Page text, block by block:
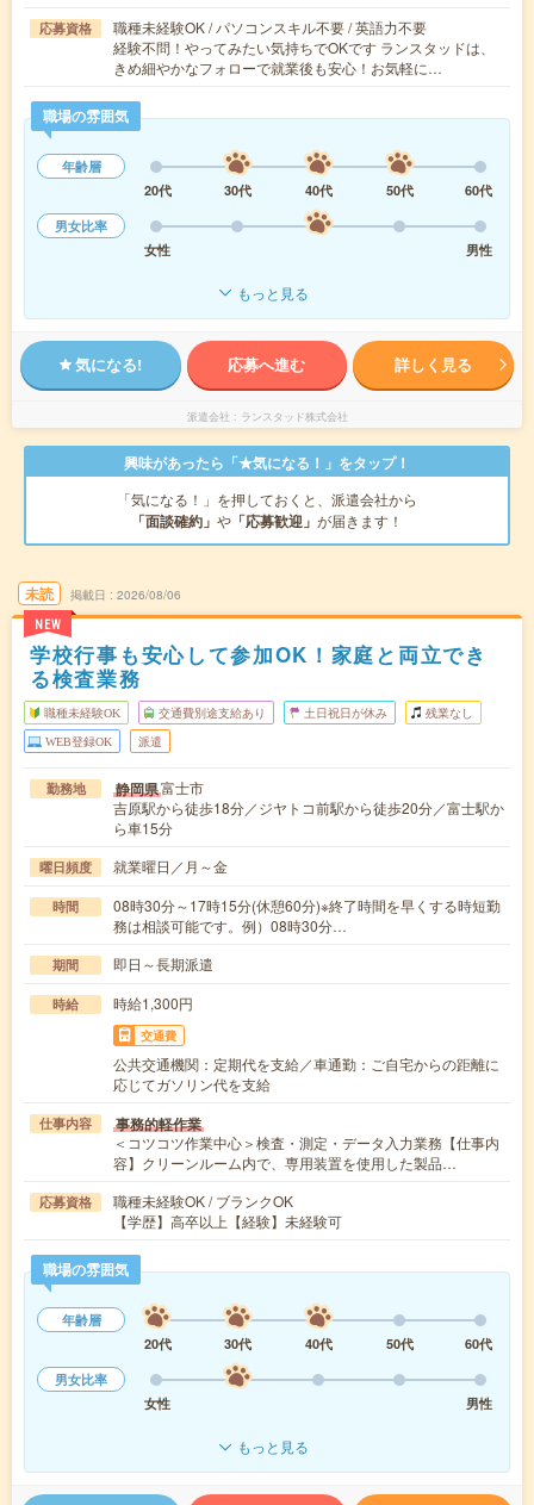
応募資格
職種未経験OK / パソコンスキル不要 / 英語力不要
経験不問！やってみたい気持ちでOKです ランスタッドは、
きめ細やかなフォローで就業後も安心！お気軽に…
職場の雰囲気
年齢層
20代
30代 40代 50代
60代
男女比率
女性
男性
もっと見る
気になる! 応募へ進む 詳しく見る
派遣会社 ランスタッド株式会社
興味があったら「★気になる！」をタップ！
「気になる！」を押しておくと、派遣会社から
「面談確約」 や 「応募歓迎」 が届きます！
未読
NEW
掲載日 2026/08/06
学校行事も安心して参加OK！家庭と両立でき
る検査業務
職種未経験OK 交通費別途支給あり 土日祝日が休み 残業なし
WEB登録OK 派遣
勤務地 静岡県富士市
吉原駅から徒歩18分／ジヤトコ前駅から徒歩20分／富士駅か
ら車15分
曜日頻度 就業曜日／月～金
時間
08時30分～17時15分(休憩60分)※終了時間を早くする時短勤
務は相談可能です。例）08時30分…
期間 即日～長期派遣
時給 時給1,300円
交通費
公共交通機関：定期代を支給／車通勤：ご自宅からの距離に
応じてガソリン代を支給
仕事内容 事務的軽作業
＜コツコツ作業中心＞検査・測定・データ入力業務【仕事内
容】クリーンルーム内で、専用装置を使用した製品…
応募資格
職種未経験OK / ブランクOK
【学歴】高卒以上【経験】未経験可
職場の雰囲気
年齢層
20代
30代 40代 50代
60代
男女比率
女性
男性
もっと見る